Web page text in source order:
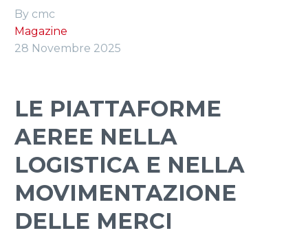
By cmc
Magazine
28 Novembre 2025
LE PIATTAFORME
AEREE NELLA
LOGISTICA E NELLA
MOVIMENTAZIONE
DELLE MERCI